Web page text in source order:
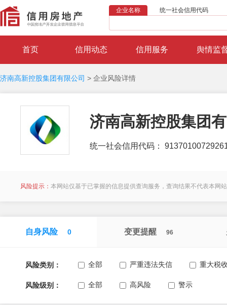
企业名称 统一社会信用代码
首页 信用动态 信用服务 舆情监
济南高新控股集团有限公司 > 企业风险详情
济南高新控股集团
统一社会信用代码：
风险提示： 本网站仅基于已掌握的信息提供查询服务，查询结果不代表本网
自身风险 0 变更提醒 96
风险类别： 全部 严重违法失信 重大税
风险级别： 全部 高风险 警示